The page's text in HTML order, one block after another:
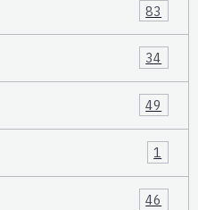
83
34
49
1
46